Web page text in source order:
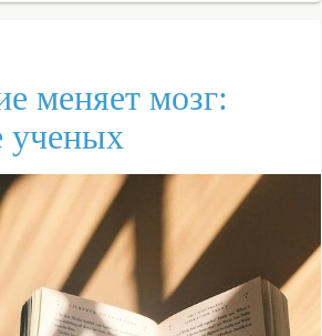
меняет мозг:
ученых